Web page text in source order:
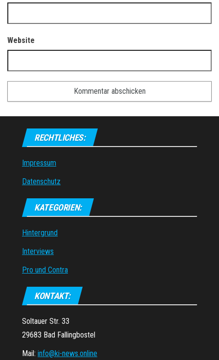
Website
RECHTLICHES:
Impressum
Datenschutz
KATEGORIEN:
Hintergrund
Interviews
Pro und Contra
KONTAKT:
Soltauer Str. 33
29683 Bad Fallingbostel
Mail: info@ki-news.online